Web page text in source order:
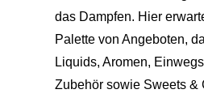
das Dampfen. Hier
Palette von Angeboten,
Liquids, Aromen,
Zubehör sowie Sweets &